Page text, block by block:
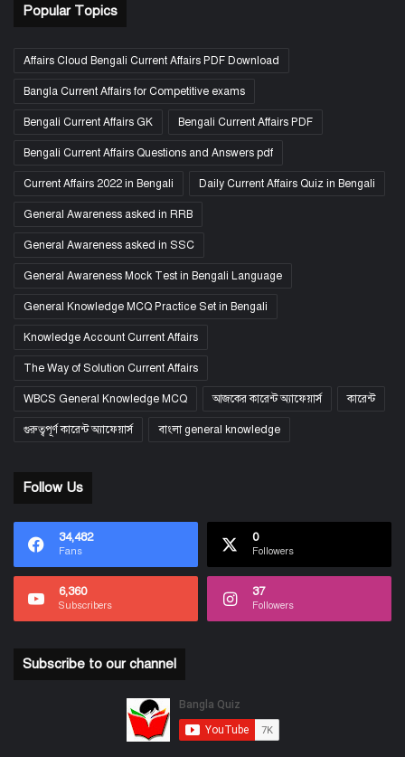
Popular Topics
Affairs Cloud Bengali Current Affairs PDF Download
Bangla Current Affairs for Competitive exams
Bengali Current Affairs GK Bengali Current Affairs PDF
Bengali Current Affairs Questions and Answers pdf
Current Affairs 2022 in Bengali Daily Current Affairs Quiz in Bengali
General Awareness asked in RRB
General Awareness asked in SSC
General Awareness Mock Test in Bengali Language
General Knowledge MCQ Practice Set in Bengali
Knowledge Account Current Affairs
The Way of Solution Current Affairs
WBCS General Knowledge MCQ আজকের কারেন্ট অ্যাফেয়ার্স কারেন্ট
গুরুত্বপূর্ণ কারেন্ট অ্যাফেয়ার্স বাংলা general knowledge
Follow Us
34,482
Fans
0
Followers
6,360
Subscribers
37
Followers
Subscribe to our channel